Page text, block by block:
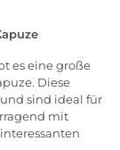
es eine große
Diese
sind ideal für
mit